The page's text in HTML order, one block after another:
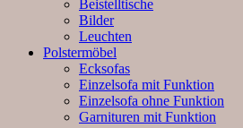
Beistelltische
Bilder
Leuchten
Polstermöbel
Ecksofas
Einzelsofa mit Funktion
Einzelsofa ohne Funktion
Garnituren mit Funktion